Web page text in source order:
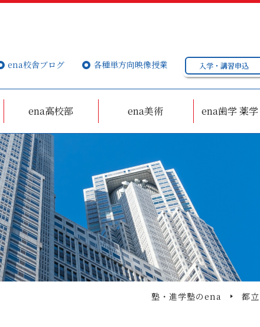
ena校舎ブログ 各種単方向映像授業 入学・講習申込
ena高校部 ena美術 ena歯学 薬
塾・進学塾のena 都